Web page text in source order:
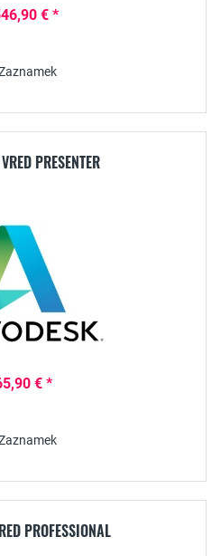
€ *
PRESENTER
€ *
PROFESSIONAL